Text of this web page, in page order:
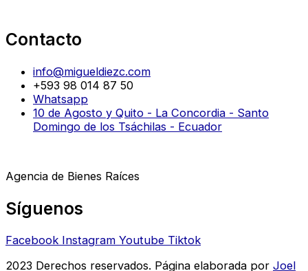
Contacto
info@migueldiezc.com
+593 98 014 87 50
Whatsapp
10 de Agosto y Quito - La Concordia - Santo
Domingo de los Tsáchilas - Ecuador
Agencia de Bienes Raíces
Síguenos
Facebook Instagram Youtube Tiktok
2023 Derechos reservados. Página elaborada por Joel